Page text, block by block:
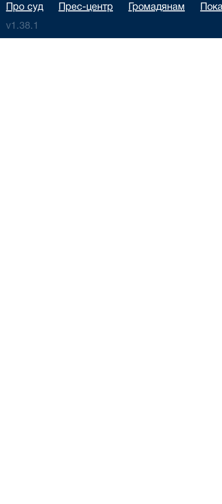
Про суд Прес-центр Громадянам
v1.38.1